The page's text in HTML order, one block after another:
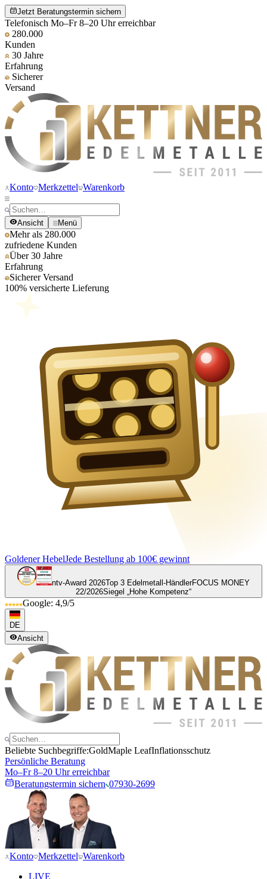
Jetzt Beratungstermin sichern
Telefonisch Mo–Fr 8–20 Uhr erreichbar
280.000
Kunden
30 Jahre
Erfahrung
Sicherer
Versand
Konto Merkzettel Warenkorb
Ansicht Menü
Mehr als 280.000
zufriedene Kunden
Über 30 Jahre
Erfahrung
Sicherer Versand
100% versicherte Lieferung
Goldener HebelJede Bestellung ab 100€ gewinnt
ntv-Award 2026Top 3 Edelmetall-HändlerFOCUS MONEY
22/2026Siegel „Hohe Kompetenz“
Google: 4,9/5
DE
Ansicht
Beliebte Suchbegriffe:GoldMaple LeafInflationsschutz
Persönliche Beratung
Mo–Fr 8–20 Uhr erreichbar
Beratungstermin sichern 07930-2699
Konto Merkzettel Warenkorb
LIVE